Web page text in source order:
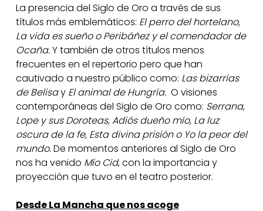
La presencia del Siglo de Oro a través de sus
títulos más emblemáticos: El perro del hortelano,
La vida es sueño o Peribáñez y el comendador de
Ocaña.Y también de otros títulos menos
frecuentes en el repertorio pero que han
cautivado a nuestro público como: Las bizarrías
de BelisayEl animal de Hungría.O visiones
contemporáneas del Siglo de Oro como: Serrana,
Lope y sus Doroteas, Adiós dueño mío, La luz
oscura de la fe, Esta divina prisión o Yo la peor del
mundo.De momentos anteriores al Siglo de Oro
nos ha venido Mío Cid, con la importancia y
proyección que tuvo en el teatro posterior.
Desde La Mancha que nos acoge